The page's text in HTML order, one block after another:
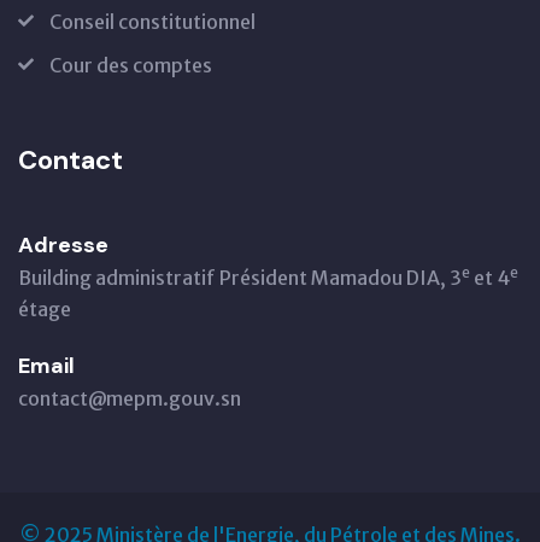
Conseil constitutionnel
Cour des comptes
Contact
Adresse
Building administratif Président Mamadou DIA, 3e et 4e
étage
Email
contact@mepm.gouv.sn
© 2025 Ministère de l'Energie, du Pétrole et des Mines.